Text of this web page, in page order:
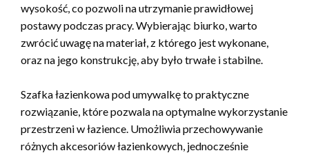
wysokość, co pozwoli na utrzymanie prawidłowej
postawy podczas pracy. Wybierając biurko, warto
zwrócić uwagę na materiał, z którego jest wykonane,
oraz na jego konstrukcję, aby było trwałe i stabilne.
Szafka łazienkowa pod umywalkę to praktyczne
rozwiązanie, które pozwala na optymalne wykorzystanie
przestrzeni w łazience. Umożliwia przechowywanie
różnych akcesoriów łazienkowych, jednocześnie